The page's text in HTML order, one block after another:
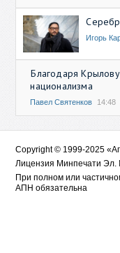
Игорь
Благодаря
национализма
Павел Святенков 14:48
Copyright © 1999-2025
Лицензия Минпечати
При полном или
АПН обязательна